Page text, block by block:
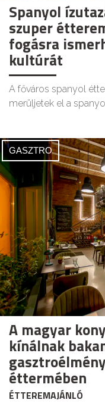
Spanyol
szuper
fogásra
kultúrát
A főváros spanyol
merüljetek el a
GASZTRO
A magyar
kínálnak
éttermében
ÉTTEREMAJÁNLÓ